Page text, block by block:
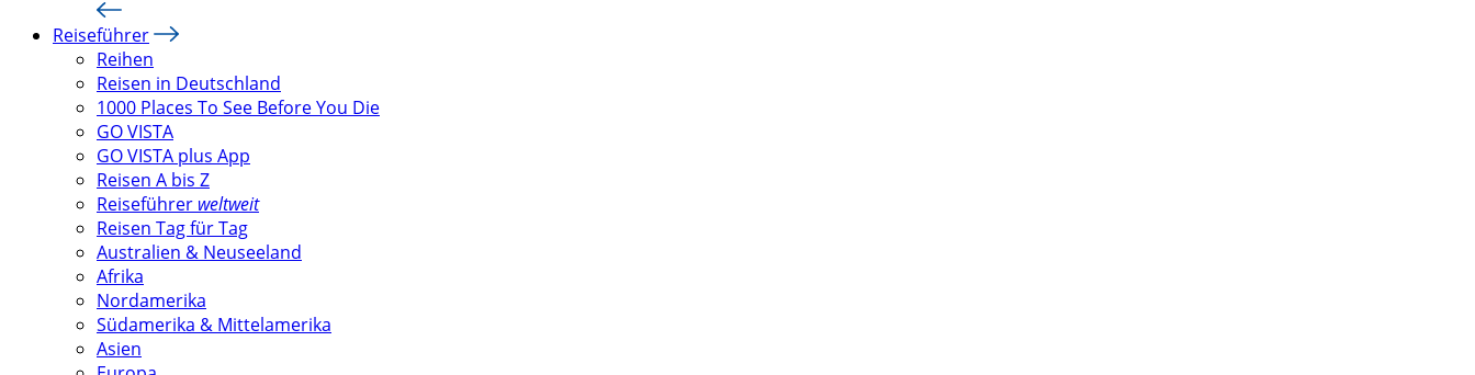
Reiseführer
Reihen
Reisen in Deutschland
1000 Places To See Before You Die
GO VISTA
GO VISTA plus App
Reisen A bis Z
Reiseführer weltweit
Reisen Tag für Tag
Australien & Neuseeland
Afrika
Nordamerika
Südamerika & Mittelamerika
Asien